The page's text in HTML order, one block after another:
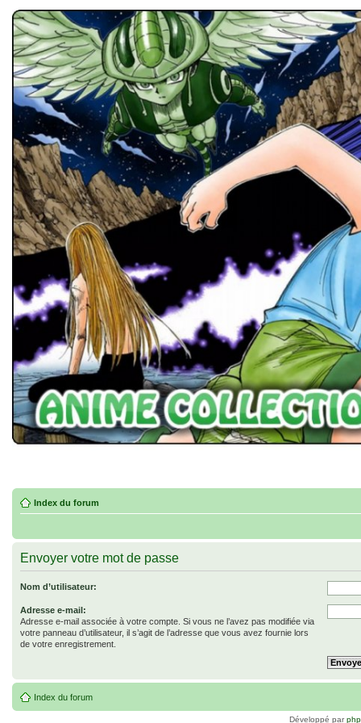
Index du forum
Envoyer votre mot de passe
Nom d’utilisateur:
Adresse e-mail:
Adresse e-mail associée à votre compte. Si vous ne l’avez pas modifiée via
votre panneau d’utilisateur, il s’agit de l’adresse que vous avez fournie lors
de votre enregistrement.
Index du forum
Développé par